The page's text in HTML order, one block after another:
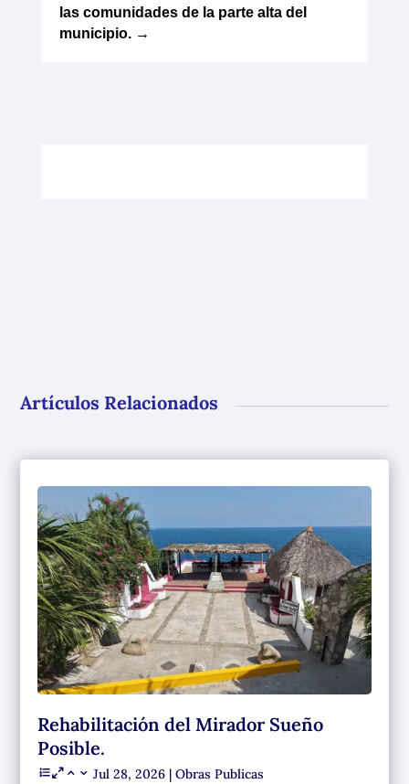
las comunidades de la parte alta del
municipio.→
Artículos Relacionados
Rehabilitación del Mirador Sueño
Posible.
Jul 28, 2026 |Obras Publicas